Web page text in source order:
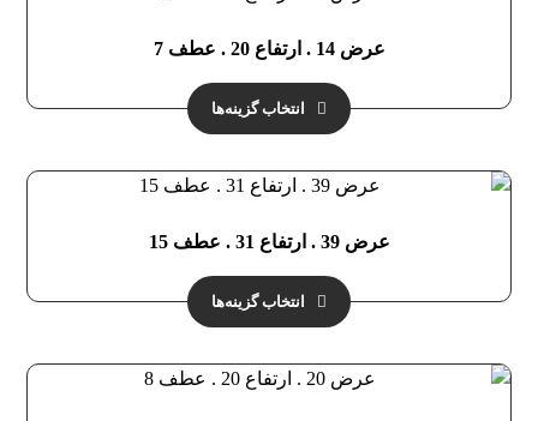
عرض 14 . ارتفاع 20 . عطف 7
انتخاب گزینه‌ها
عرض 39 . ارتفاع 31 . عطف 15
انتخاب گزینه‌ها